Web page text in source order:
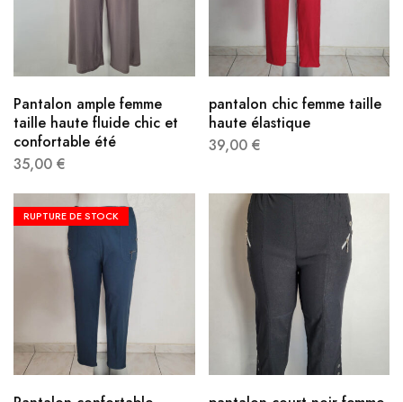
Pantalon ample femme
taille haute fluide chic et
confortable été
35,00 €
pantalon chic femme taille
haute​ élastique
39,00 €
RUPTURE DE STOCK